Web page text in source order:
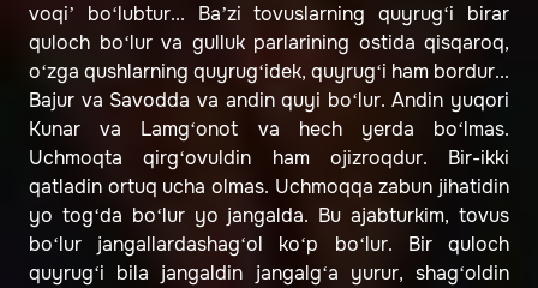
voqi’ bo‘lubtur... Ba’zi tovuslarning quyrug‘i birar
quloch bo‘lur va gulluk parlarining ostida qisqaroq,
o‘zga qushlarning quyrug‘idek, quyrug‘i ham bordur...
Bajur va Savodda va andin quyi bo‘lur. Andin yuqori
Kunar va Lamg‘onot va hech yerda bo‘lmas.
Uchmoqta qirg‘ovuldin ham ojizroqdur. Bir-ikki
qatladin ortuq ucha olmas. Uchmoqqa zabun jihatidin
yo tog‘da bo‘lur yo jangalda. Bu ajabturkim, tovus
bo‘lur jangallardashag‘ol ko‘p bo‘lur. Bir quloch
quyrug‘i bila jangaldin jangalg‘a yurur, shag‘oldin